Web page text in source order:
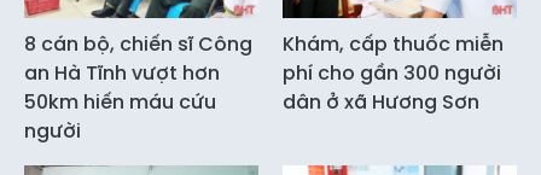
8 cán bộ, chiến sĩ Công
an Hà Tĩnh vượt hơn
50km hiến máu cứu
người
Khám, cấp thuốc miễn
phí cho gần 300 người
dân ở xã Hương Sơn